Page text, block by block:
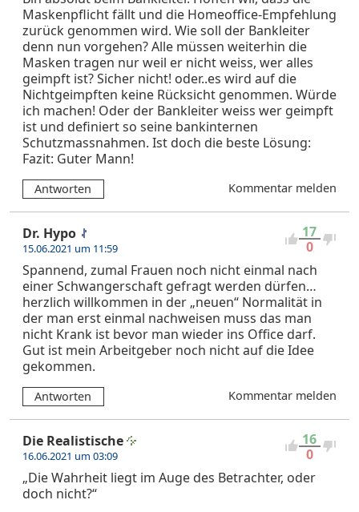
Maskenpflicht fällt und die Homeoffice-Empfehlung
zurück genommen wird. Wie soll der Bankleiter
denn nun vorgehen? Alle müssen weiterhin die
Masken tragen nur weil er nicht weiss, wer alles
geimpft ist? Sicher nicht! oder..es wird auf die
Nichtgeimpften keine Rücksicht genommen. Würde
ich machen! Oder der Bankleiter weiss wer geimpft
ist und definiert so seine bankinternen
Schutzmassnahmen. Ist doch die beste Lösung:
Fazit: Guter Mann!
Antworten Kommentar melden
17
0
Dr. Hypo
15.06.2021 um 11:59
Spannend, zumal Frauen noch nicht einmal nach
einer Schwangerschaft gefragt werden dürfen…
herzlich willkommen in der „neuen“ Normalität in
der man erst einmal nachweisen muss das man
nicht Krank ist bevor man wieder ins Office darf.
Gut ist mein Arbeitgeber noch nicht auf die Idee
gekommen.
Antworten Kommentar melden
16
0
Die Realistische
16.06.2021 um 03:09
„Die Wahrheit liegt im Auge des Betrachter, oder
doch nicht?“